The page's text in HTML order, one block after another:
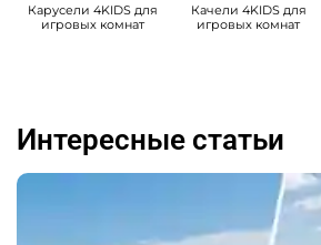
Карусели 4KIDS для
игровых комнат
Качели 4KIDS для
игровых комнат
Интересные статьи